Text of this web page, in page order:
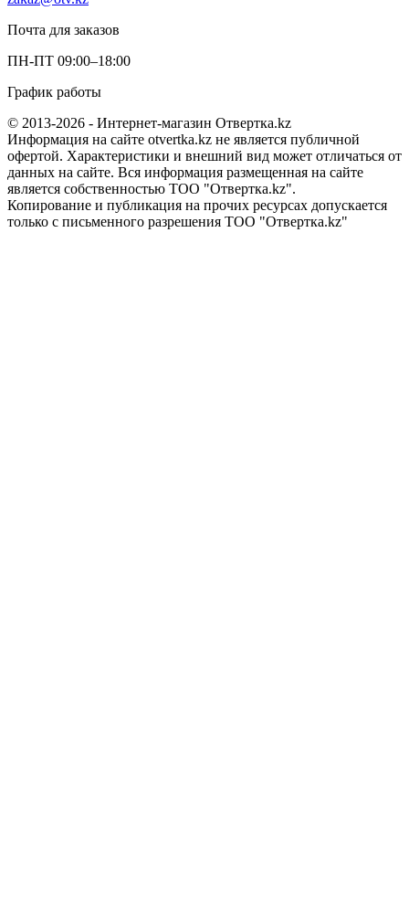
Почта для заказов
ПН-ПТ 09:00–18:00
График работы
© 2013-2026 - Интернет-магазин Отвертка.kz
Информация на сайте otvertka.kz не является публичной
офертой. Характеристики и внешний вид может отличаться от
данных на сайте. Вся информация размещенная на сайте
является собственностью ТОО "Отвертка.kz".
Копирование и публикация на прочих ресурсах допускается
только с письменного разрешения ТОО "Отвертка.kz"